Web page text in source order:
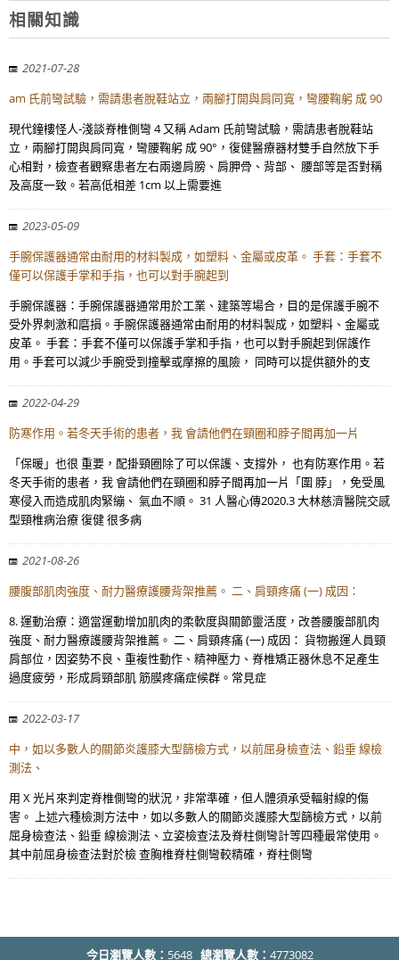
相關知識
2021-07-28
am 氏前彎試驗，需請患者脫鞋站立，兩腳打開與肩同寬，彎腰鞠躬 成 90
現代鐘樓怪人-淺談脊椎側彎 4 又稱 Adam 氏前彎試驗，需請患者脫鞋站
立，兩腳打開與肩同寬，彎腰鞠躬 成 90°，復健醫療器材雙手自然放下手
心相對，檢查者觀察患者左右兩邊肩膀、肩胛骨、背部、 腰部等是否對稱
及高度一致。若高低相差 1cm 以上需要進
2023-05-09
手腕保護器通常由耐用的材料製成，如塑料、金屬或皮革。 手套：手套不
僅可以保護手掌和手指，也可以對手腕起到
手腕保護器：手腕保護器通常用於工業、建築等場合，目的是保護手腕不
受外界刺激和磨損。手腕保護器通常由耐用的材料製成，如塑料、金屬或
皮革。 手套：手套不僅可以保護手掌和手指，也可以對手腕起到保護作
用。手套可以減少手腕受到撞擊或摩擦的風險， 同時可以提供額外的支
2022-04-29
防寒作用。若冬天手術的患者，我 會請他們在頸圈和脖子間再加一片
「保暖」也很 重要，配掛頸圈除了可以保護、支撐外， 也有防寒作用。若
冬天手術的患者，我 會請他們在頸圈和脖子間再加一片「圍 脖」，免受風
寒侵入而造成肌肉緊繃、 氣血不順。 31 人醫心傳2020.3 大林慈濟醫院交感
型頸椎病治療 復健 很多病
2021-08-26
腰腹部肌肉強度、耐力醫療護腰背架推薦。 二、肩頸疼痛 (一) 成因：
8. 運動治療：適當運動增加肌肉的柔軟度與關節靈活度，改善腰腹部肌肉
強度、耐力醫療護腰背架推薦。 二、肩頸疼痛 (一) 成因： 貨物搬運人員頸
肩部位，因姿勢不良、重複性動作、精神壓力、脊椎矯正器休息不足產生
過度疲勞，形成肩頸部肌 筋膜疼痛症候群。常見症
2022-03-17
中，如以多數人的關節炎護膝大型篩檢方式，以前屈身檢查法、鉛垂 線檢
測法、
用 X 光片來判定脊椎側彎的狀況，非常準確，但人體須承受輻射線的傷
害。 上述六種檢測方法中，如以多數人的關節炎護膝大型篩檢方式，以前
屈身檢查法、鉛垂 線檢測法、立姿檢查法及脊柱側彎計等四種最常使用。
其中前屈身檢查法對於檢 查胸椎脊柱側彎較精確，脊柱側彎
今日瀏覽人數： 5648 總瀏覽人數： 4773082